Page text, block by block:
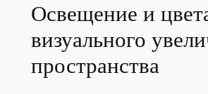
Освещение и
визуального
пространства